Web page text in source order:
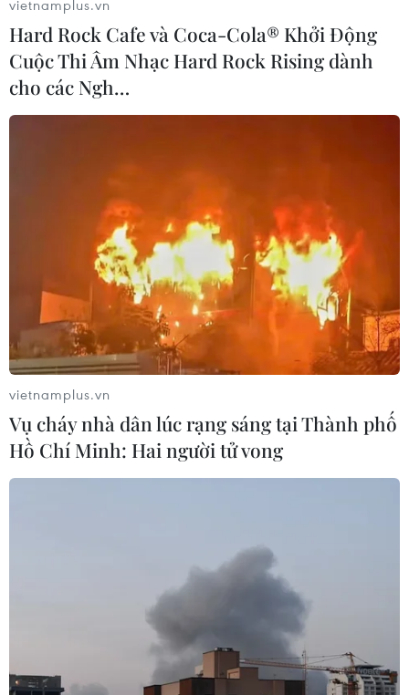
vietnamplus.vn
Hard Rock Cafe và Coca-Cola® Khởi Động
Cuộc Thi Âm Nhạc Hard Rock Rising dành
cho các Ngh…
vietnamplus.vn
Vụ cháy nhà dân lúc rạng sáng tại Thành phố
Hồ Chí Minh: Hai người tử vong